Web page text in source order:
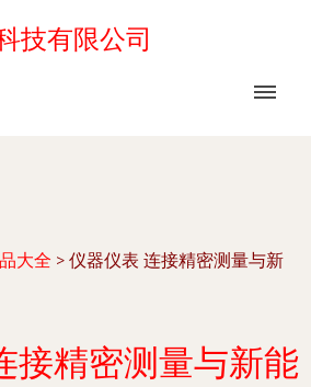
技有限公司
大全 > 仪器仪表 连接精密测量与新
接精密测量与新能